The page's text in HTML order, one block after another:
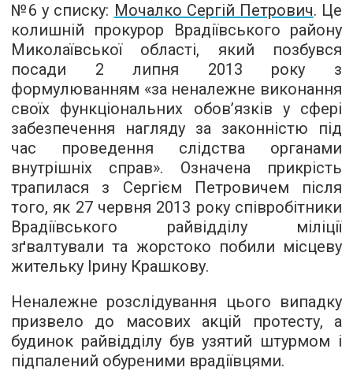
№6 у списку: Мочалко Сергій Петрович. Це
колишній прокурор Врадіївського району
Миколаївської області, який позбувся
посади 2 липня 2013 року з
формулюванням «за неналежне виконання
своїх функціональних обов’язків у сфері
забезпечення нагляду за законністю під
час проведення слідства органами
внутрішніх справ». Означена прикрість
трапилася з Сергієм Петровичем після
того, як 27 червня 2013 року співробітники
Врадіївського райвідділу міліції
зґвалтували та жорстоко побили місцеву
жительку Ірину Крашкову.
Неналежне розслідування цього випадку
призвело до масових акцій протесту, а
будинок райвідділу був узятий штурмом і
підпалений обуреними врадіївцями.